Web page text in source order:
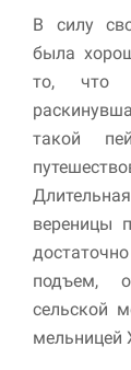
В силу
была
то, что
такой
вереницы
подъем,
сельской
мельницей